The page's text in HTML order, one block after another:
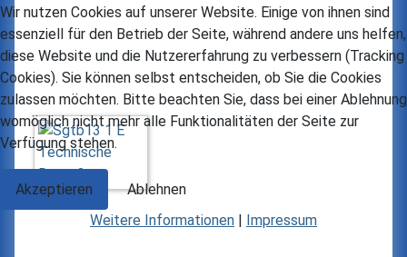
Wir nutzen Cookies auf unserer Website. Einige von ihnen sind
essenziell für den Betrieb der Seite, während andere uns helfen,
diese Website und die Nutzererfahrung zu verbessern (Tracking
Cookies). Sie können selbst entscheiden, ob Sie die Cookies
zulassen möchten. Bitte beachten Sie, dass bei einer Ablehnung
womöglich nicht mehr alle Funktionalitäten der Seite zur
Verfügung stehen.
Akzeptieren
Ablehnen
Weitere Informationen | Impressum